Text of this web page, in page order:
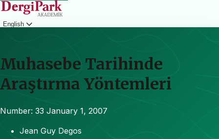
English
Muhasebe Tarihinde
Araştırma Yöntemleri
Number: 33 January 1, 2007
Jean Guy Degos